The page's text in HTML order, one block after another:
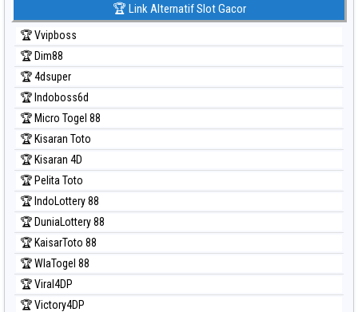
Prediksi Kuda Lari
Prediksi Magnum Cambodia
Prediksi Nagoya
Prediksi North Carolina Day
Prediksi Pcso
Prediksi Sao Paulo
Prediksi Singapore
Prediksi Sydney
Prediksi Sydney Lottery
Prediksi Sydney Lottery 6d
Prediksi Sydney Lotto
Prediksi Sydney Pools 6d
Prediksi Taipei
Prediksi Taiwan
🏆 Link Alternatif Slot Gacor
🏆 Vvipboss
🏆 Dim88
🏆 4dsuper
🏆 Indoboss6d
🏆 Micro Togel 88
🏆 Kisaran Toto
🏆 Kisaran 4D
🏆 Pelita Toto
🏆 IndoLottery 88
🏆 DuniaLottery 88
🏆 KaisarToto 88
🏆 WlaTogel 88
🏆 Viral4DP
🏆 Victory4DP